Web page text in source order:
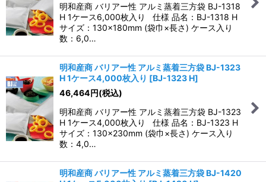
明和産商 バリアー性 アルミ蒸着三方袋 BJ-1318
H 1ケース6,000枚入り 仕様 品名：BJ-1318 H
サイズ：130×180mm (袋巾×長さ) ケース入り
数：6,0…
明和産商 バリアー性 アルミ蒸着三方袋 BJ-1323
H 1ケース4,000枚入り [BJ-1323 H]
46,464円(税込)
明和産商 バリアー性 アルミ蒸着三方袋 BJ-1323
H 1ケース4,000枚入り 仕様 品名：BJ-1323 H
サイズ：130×230mm (袋巾×長さ) ケース入り
数：4,0…
明和産商 バリアー性 アルミ蒸着三方袋 BJ-1420